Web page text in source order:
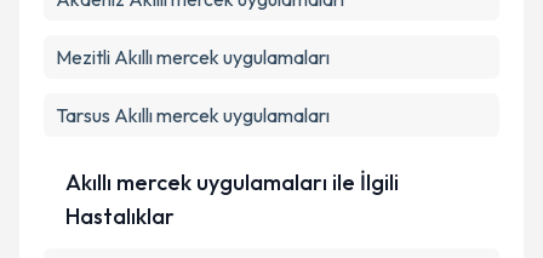
Mezitli Akıllı mercek uygulamaları
Tarsus Akıllı mercek uygulamaları
Akıllı mercek uygulamaları ile İlgili
Hastalıklar